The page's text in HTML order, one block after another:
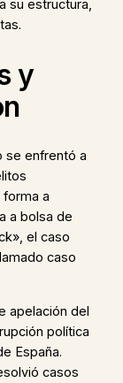
su estructura,
y
se enfrentó a
a
a bolsa de
el caso
caso
apelación del
política
España.
casos